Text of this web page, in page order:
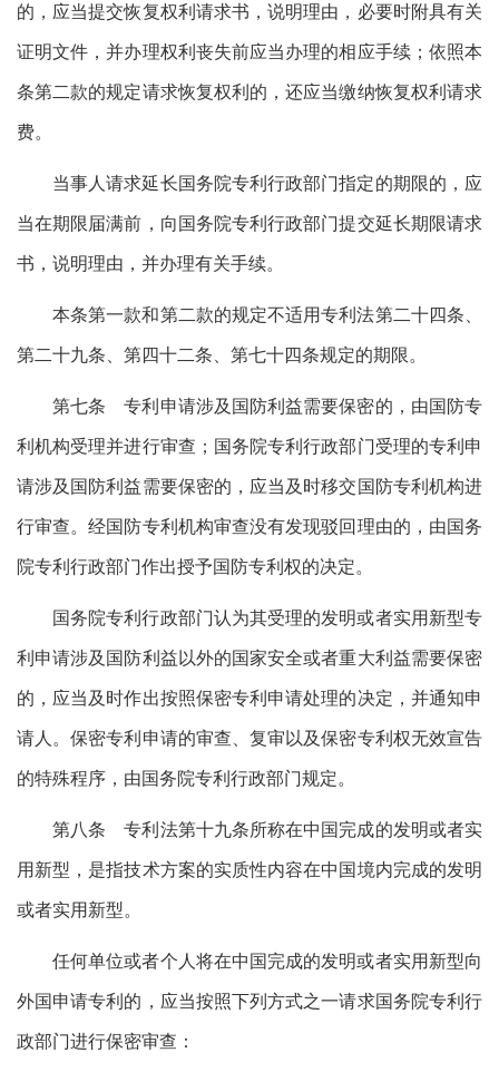
的，应当提交恢复权利请求书，说明理由，必要时附具有关
证明文件，并办理权利丧失前应当办理的相应手续；依照本
条第二款的规定请求恢复权利的，还应当缴纳恢复权利请求
费。
当事人请求延长国务院专利行政部门指定的期限的，应
当在期限届满前，向国务院专利行政部门提交延长期限请求
书，说明理由，并办理有关手续。
本条第一款和第二款的规定不适用专利法第二十四条、
第二十九条、第四十二条、第七十四条规定的期限。
第七条 专利申请涉及国防利益需要保密的，由国防专
利机构受理并进行审查；国务院专利行政部门受理的专利申
请涉及国防利益需要保密的，应当及时移交国防专利机构进
行审查。经国防专利机构审查没有发现驳回理由的，由国务
院专利行政部门作出授予国防专利权的决定。
国务院专利行政部门认为其受理的发明或者实用新型专
利申请涉及国防利益以外的国家安全或者重大利益需要保密
的，应当及时作出按照保密专利申请处理的决定，并通知申
请人。保密专利申请的审查、复审以及保密专利权无效宣告
的特殊程序，由国务院专利行政部门规定。
第八条 专利法第十九条所称在中国完成的发明或者实
用新型，是指技术方案的实质性内容在中国境内完成的发明
或者实用新型。
任何单位或者个人将在中国完成的发明或者实用新型向
外国申请专利的，应当按照下列方式之一请求国务院专利行
政部门进行保密审查：